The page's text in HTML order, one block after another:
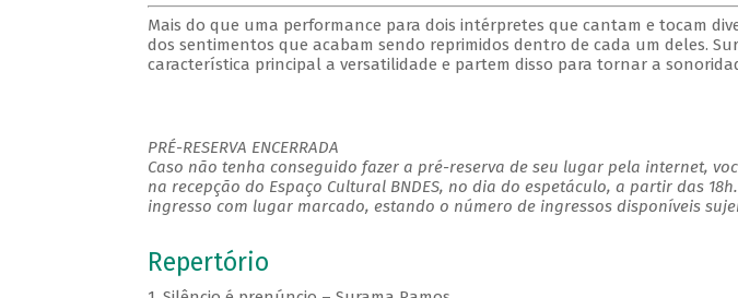
Mais do que uma performance para dois intérpretes que cantam e tocam
dos sentimentos que acabam sendo reprimidos dentro de cada um deles.
característica principal a versatilidade e partem disso para tornar a
PRÉ-RESERVA ENCERRADA
Caso não tenha conseguido fazer a pré-reserva de seu lugar pela internet,
na recepção do Espaço Cultural BNDES, no dia do espetáculo, a partir das
ingresso com lugar marcado, estando o número de ingressos disponíveis
Repertório